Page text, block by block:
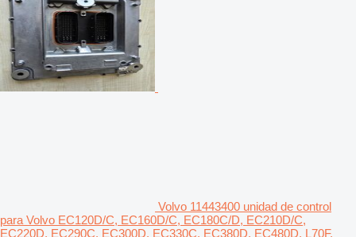
Volvo 11443400 unidad de control
para Volvo EC120D/C, EC160D/C, EC180C/D, EC210D/C,
EC220D, EC290C, EC300D, EC330C, EC380D, EC480D, L70F,